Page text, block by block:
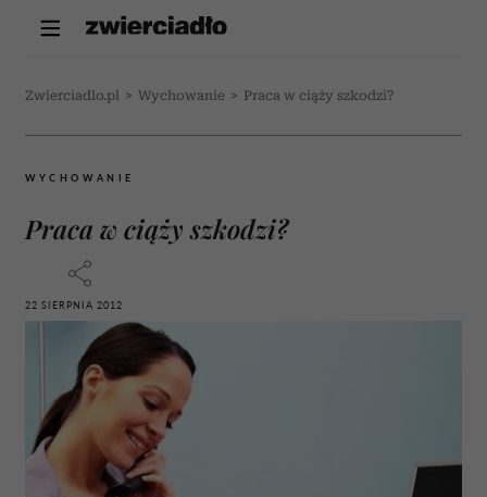
Zwierciadlo.pl > Wychowanie > Praca w ciąży szkodzi?
WYCHOWANIE
Praca w ciąży szkodzi?
22 SIERPNIA 2012